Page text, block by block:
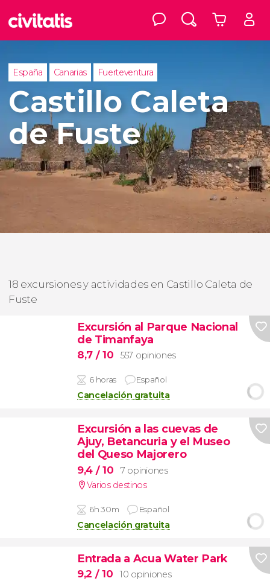
España Canarias Fuerteventura
Castillo Caleta
de Fuste
18 excursiones y actividades en Castillo Caleta de
Fuste
Excursión al Parque Nacional
de Timanfaya
8,7 / 10 557 opiniones
6 horas Español
Cancelación gratuita
Excursión a las cuevas de
Ajuy, Betancuria y el Museo
del Queso Majorero
9,4 / 10
7 opiniones
Varios destinos
6h 30m Español
Cancelación gratuita
Entrada a Acua Water Park
9,2 / 10
10 opiniones